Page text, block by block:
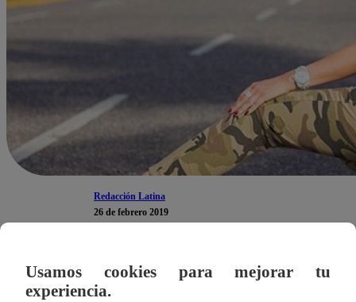
Redacción Latina
26 de febrero 2019
La bella Stephanie Valenzuela decidió hace un tiempo
nueva faceta, sorprendiendo a muchos cuando anunció
Usamos cookies para mejorar tu
experiencia.